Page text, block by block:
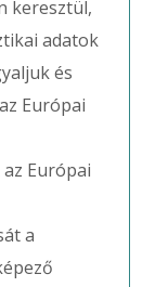
keresztül,
adatok
és
Európai
Európai
a